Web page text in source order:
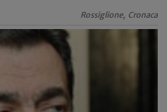
Rossiglione, Cronaca